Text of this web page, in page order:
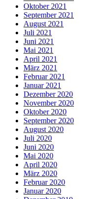
Oktober 2021
September 2021
August 2021
Juli 2021
Juni 2021
Mai 2021
April 2021
März 2021
Februar 2021
Januar 2021
Dezember 2020
November 2020
Oktober 2020
September 2020
August 2020
Juli 2020
Juni 2020
Mai 2020
April 2020
März 2020
Februar 2020
Januar 2020